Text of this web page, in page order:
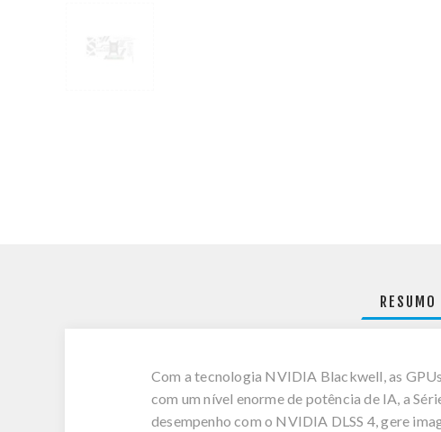
RESUMO
Com a tecnologia NVIDIA Blackwell, as
com um nível enorme de potência de IA, a
desempenho com o NVIDIA DLSS 4, gere